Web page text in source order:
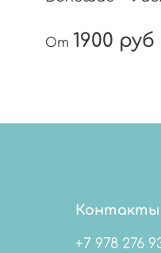
От 1900 руб
Контакты
+7 978 276